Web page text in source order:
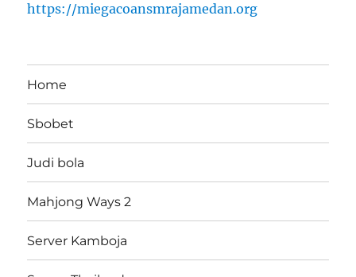
https://miegacoansmrajamedan.org
Home
Sbobet
Judi bola
Mahjong Ways 2
Server Kamboja